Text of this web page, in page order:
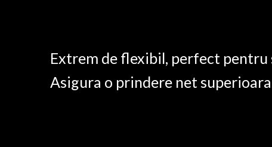
Extrem de flexibil, perfect
Asigura o prindere net